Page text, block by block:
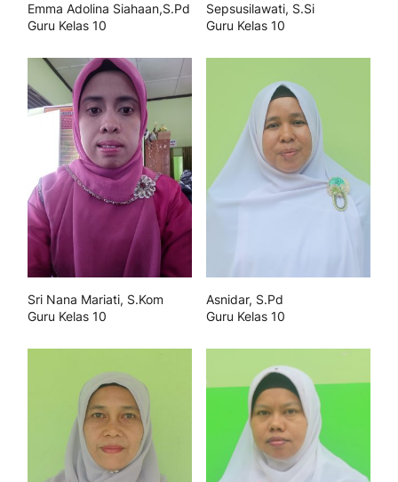
Emma Adolina Siahaan,S.Pd
Guru Kelas 10
Sepsusilawati, S.Si
Guru Kelas 10
Sri Nana Mariati, S.Kom
Guru Kelas 10
Asnidar, S.Pd
Guru Kelas 10